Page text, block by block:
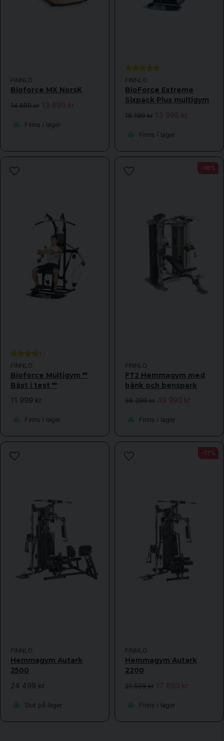
FINNLO
Bioforce MX NorsK
14 699 kr 13 699 kr
Finns i lager
FINNLO
BioForce Extreme
Sixpack Plus multigym
16 199 kr 13 995 kr
Finns i lager
FINNLO
Bioforce Multigym **
Bäst i test **
11 999 kr
Finns i lager
FINNLO
FT2 Hemmagym med
bänk och benspark
59 399 kr 49 990 kr
Finns i lager
-16%
FINNLO
Hemmagym Autark
2500
24 499 kr
Slut på lager
FINNLO
Hemmagym Autark
2200
21 599 kr 17 850 kr
Finns i lager
-17%